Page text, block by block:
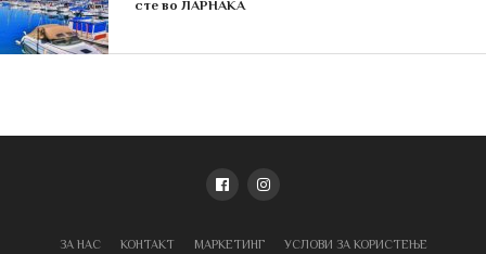
сте во ЛАРНАКА
ЗА НАС КОНТАКТ МАРКЕТИНГ
УСЛОВИ ЗА КОРИСТЕЊЕ